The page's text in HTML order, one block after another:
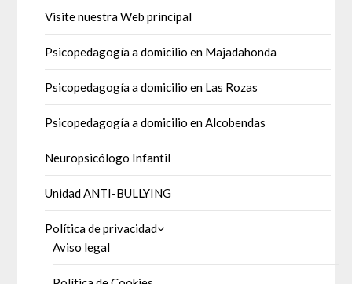
Visite nuestra Web principal
Psicopedagogía a domicilio en Majadahonda
Psicopedagogía a domicilio en Las Rozas
Psicopedagogía a domicilio en Alcobendas
Neuropsicólogo Infantil
Unidad ANTI-BULLYING
Política de privacidad
Aviso legal